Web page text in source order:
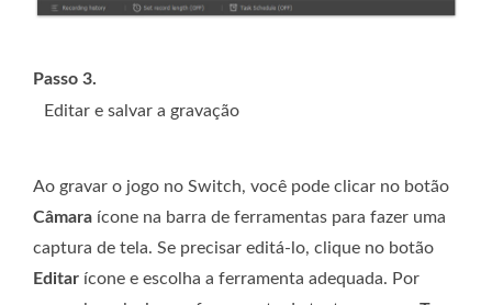
Passo 3.
Editar e salvar a gravação
Ao gravar o jogo no Switch, você pode clicar no botão
Câmara ícone na barra de ferramentas para fazer uma
captura de tela. Se precisar editá-lo, clique no botão
Editar ícone e escolha a ferramenta adequada. Por